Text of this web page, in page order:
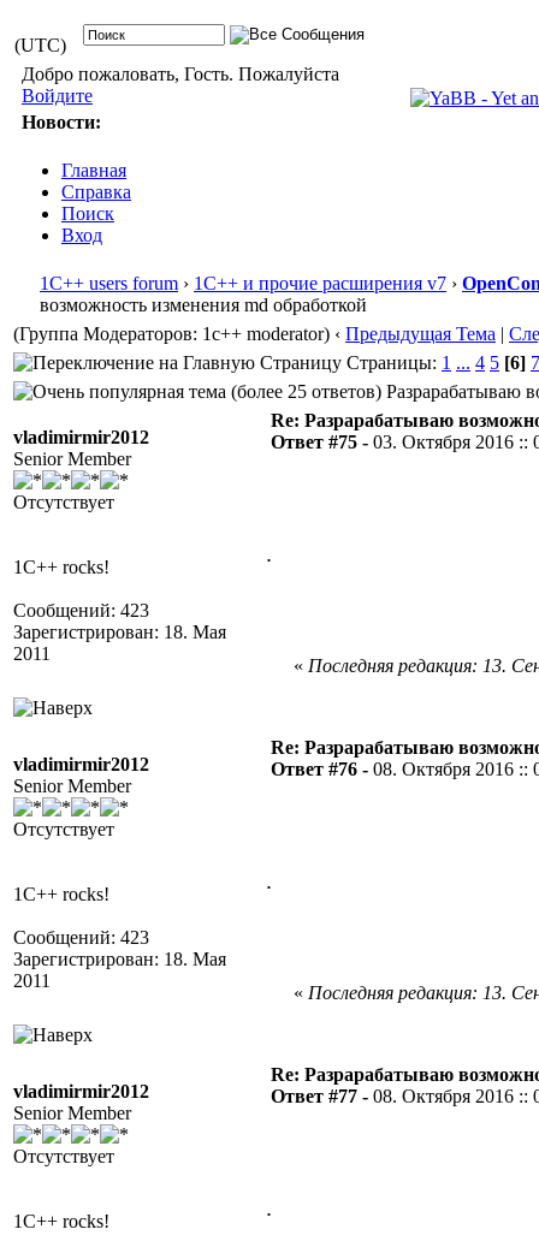
(UTC)
Добро пожаловать, Гость. Пожалуйста
Войдите
Новости:
Главная
Справка
Поиск
Вход
1С++ users forum › 1С++ и прочие расширения v7 ›
возможность изменения md обработкой
(Группа Модераторов: 1c++ moderator) ‹ Предыдущая Тема |
Страницы: 1 ... 4 5 [6] 7
Разрарабатываю
vladimirmir2012
Senior Member
Отсутствует
1C++ rocks!
Сообщений: 423
Зарегистрирован: 18. Мая
2011
Re: Разрарабатываю
Ответ #75 - 03. Октября 2016 ::
.
« Последняя редакция: 13.
vladimirmir2012
Senior Member
Отсутствует
1C++ rocks!
Сообщений: 423
Зарегистрирован: 18. Мая
2011
Re: Разрарабатываю
Ответ #76 - 08. Октября 2016 ::
.
« Последняя редакция: 13.
vladimirmir2012
Senior Member
Отсутствует
1C++ rocks!
Re: Разрарабатываю
Ответ #77 - 08. Октября 2016 ::
.